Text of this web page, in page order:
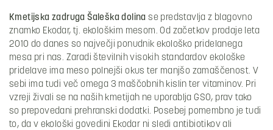
Kmetijska zadruga Šaleška dolina se predstavlja z blagovno
znamko Ekodar, tj. ekološkim mesom. Od začetkov prodaje leta
2010 do danes so največji ponudnik ekološko pridelanega
mesa pri nas. Zaradi številnih visokih standardov ekološke
pridelave ima meso polnejši okus ter manjšo zamaščenost. V
sebi ima tudi več omega 3 maščobnih kislin ter vitaminov. Pri
vzreji živali se na naših kmetijah ne uporablja GSO, prav tako
so prepovedani prehranski dodatki. Posebej pomembno je tudi
to, da v ekološki govedini Ekodar ni sledi antibiotikov ali